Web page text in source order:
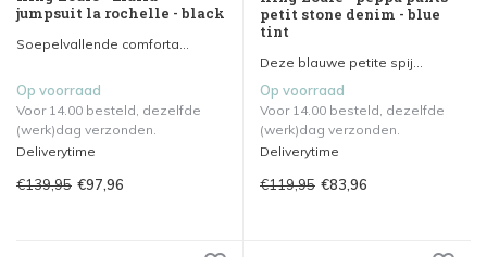
jumpsuit la rochelle - black
Soepelvallende comforta...
Op voorraad
Voor 14.00 besteld, dezelfde
(werk)dag verzonden.
Deliverytime
€139,95 €97,96
petit stone denim - blue
tint
Deze blauwe petite spij...
Op voorraad
Voor 14.00 besteld, dezelfde
(werk)dag verzonden.
Deliverytime
€119,95 €83,96